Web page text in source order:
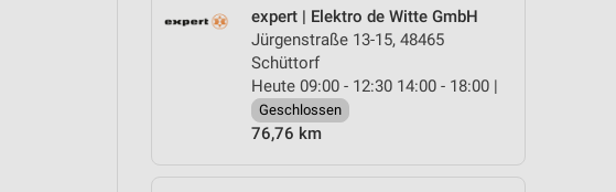
expert | Elektro de Witte GmbH
Jürgenstraße 13-15, 48465
Schüttorf
Heute 09:00 - 12:30 14:00 - 18:00 |
Geschlossen
76,76 km